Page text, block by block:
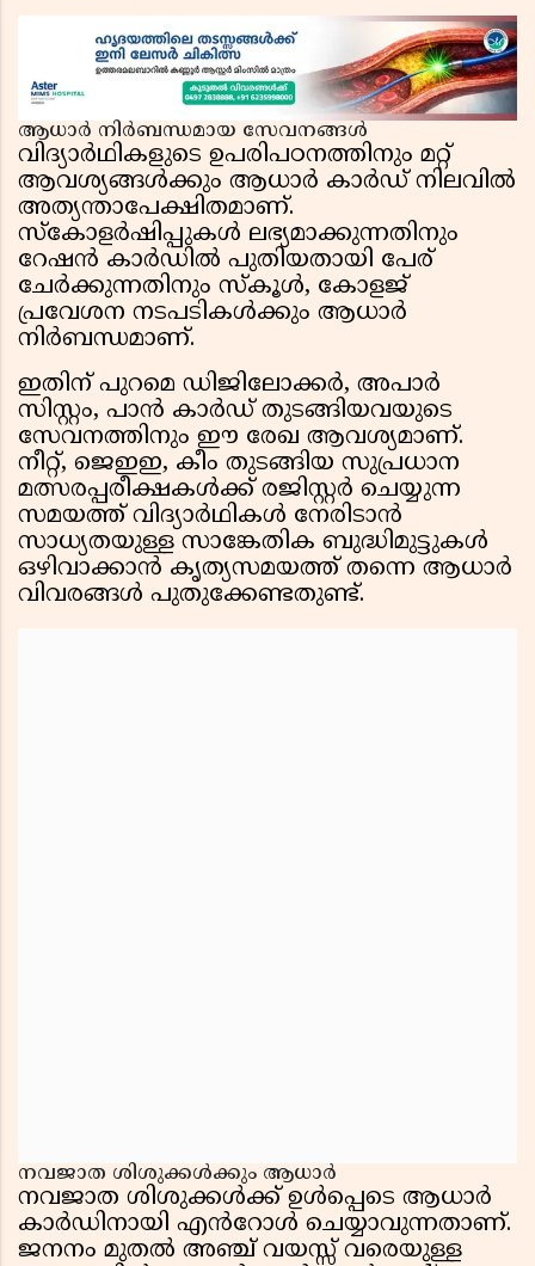
ആധാർ നിർബന്ധമായ സേവനങ്ങൾ
വിദ്യാർഥികളുടെ ഉപരിപഠനത്തിനും മറ്റ്
ആവശ്യങ്ങൾക്കും ആധാർ കാർഡ് നിലവിൽ
അത്യന്താപേക്ഷിതമാണ്.
സ്കോളർഷിപ്പുകൾ ലഭ്യമാക്കുന്നതിനും
റേഷൻ കാർഡിൽ പുതിയതായി പേര്
ചേർക്കുന്നതിനും സ്കൂൾ, കോളജ്
പ്രവേശന നടപടികൾക്കും ആധാർ
നിർബന്ധമാണ്.
ഇതിന് പുറമെ ഡിജിലോക്കർ, അപാർ
സിസ്റ്റം, പാൻ കാർഡ് തുടങ്ങിയവയുടെ
സേവനത്തിനും ഈ രേഖ ആവശ്യമാണ്.
നീറ്റ്, ജെഇഇ, കീം തുടങ്ങിയ സുപ്രധാന
മത്സരപ്പരീക്ഷകൾക്ക് രജിസ്റ്റർ ചെയ്യുന്ന
സമയത്ത് വിദ്യാർഥികൾ നേരിടാൻ
സാധ്യതയുള്ള സാങ്കേതിക ബുദ്ധിമുട്ടുകൾ
ഒഴിവാക്കാൻ കൃത്യസമയത്ത് തന്നെ ആധാർ
വിവരങ്ങൾ പുതുക്കേണ്ടതുണ്ട്.
നവജാത ശിശുക്കൾക്കും ആധാർ
നവജാത ശിശുക്കൾക്ക് ഉൾപ്പെടെ ആധാർ
കാർഡിനായി എൻറോൾ ചെയ്യാവുന്നതാണ്.
ജനനം മുതൽ അഞ്ച് വയസ്സ് വരെയുള്ള